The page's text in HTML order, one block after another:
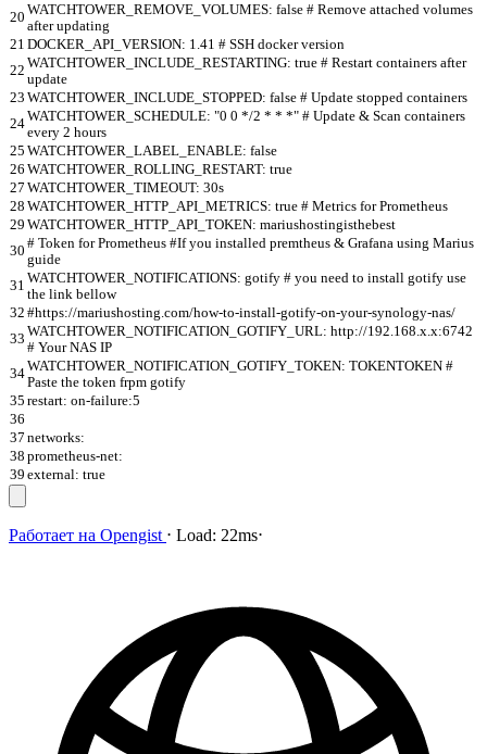
20 WATCHTOWER_REMOVE_VOLUMES: false # Remove attached volumes
after updating
21 DOCKER_API_VERSION: 1.41 # SSH docker version
22 WATCHTOWER_INCLUDE_RESTARTING: true # Restart containers after
update
23 WATCHTOWER_INCLUDE_STOPPED: false # Update stopped containers
24WATCHTOWER_SCHEDULE: "0 0 */2 * * *" # Update & Scan containers
every 2 hours
25 WATCHTOWER_LABEL_ENABLE: false
26 WATCHTOWER_ROLLING_RESTART: true
27 WATCHTOWER_TIMEOUT: 30s
28 WATCHTOWER_HTTP_API_METRICS: true # Metrics for Prometheus
29 WATCHTOWER_HTTP_API_TOKEN: mariushostingisthebest
30 # Token for Prometheus #If you installed premtheus & Grafana using Marius
guide
31 WATCHTOWER_NOTIFICATIONS: gotify # you need to install gotify use
the link bellow
32 #https://mariushosting.com/how-to-install-gotify-on-your-synology-nas/
33 WATCHTOWER_NOTIFICATION_GOTIFY_URL: http://192.168.x.x:6742
# Your NAS IP
34WATCHTOWER_NOTIFICATION_GOTIFY_TOKEN: TOKENTOKEN #
Paste the token frpm gotify
35 restart: on-failure:5
36
37 networks:
38 prometheus-net:
39 external: true
Работает на Opengist ⋅ Load: 22ms⋅